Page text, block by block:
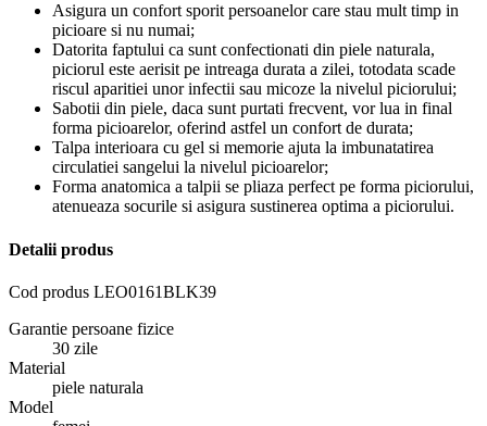
Asigura un confort sporit persoanelor care stau mult timp in
picioare si nu numai;
Datorita faptului ca sunt confectionati din piele naturala,
piciorul este aerisit pe intreaga durata a zilei, totodata scade
riscul aparitiei unor infectii sau micoze la nivelul piciorului;
Sabotii din piele, daca sunt purtati frecvent, vor lua in final
forma picioarelor, oferind astfel un confort de durata;
Talpa interioara cu gel si memorie ajuta la imbunatatirea
circulatiei sangelui la nivelul picioarelor;
Forma anatomica a talpii se pliaza perfect pe forma piciorului,
atenueaza socurile si asigura sustinerea optima a piciorului.
Detalii produs
Cod produs LEO0161BLK39
Garantie persoane fizice
30 zile
Material
piele naturala
Model